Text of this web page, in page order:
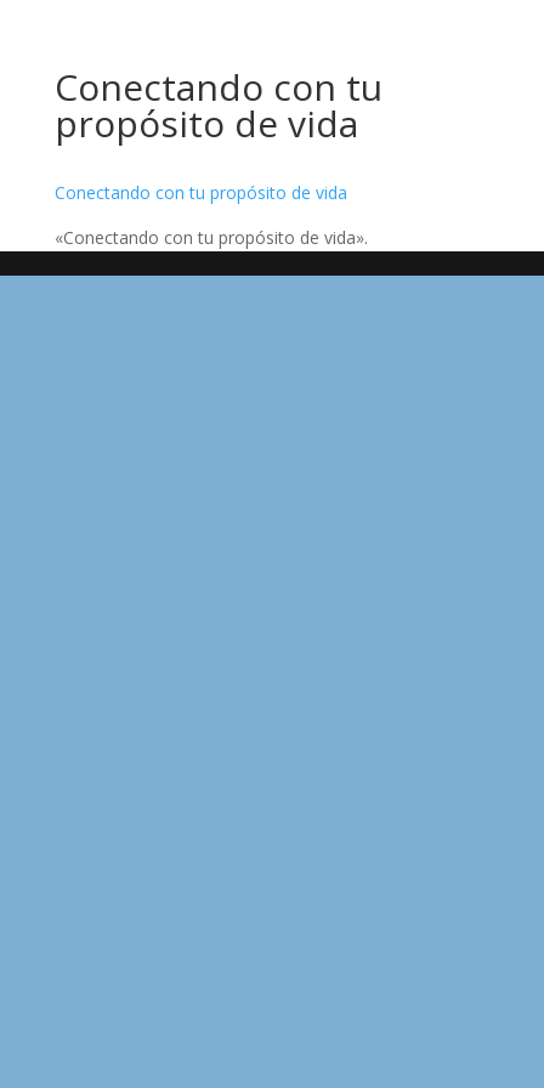
Conectando con tu
propósito de vida
Conectando con tu propósito de vida
«Conectando con tu propósito de vida».